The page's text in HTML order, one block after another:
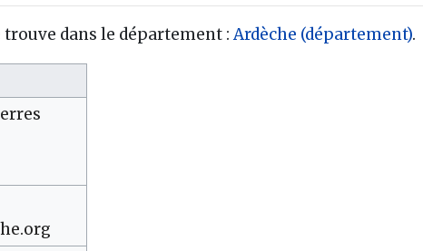
trouve dans le département :Ardèche (département).